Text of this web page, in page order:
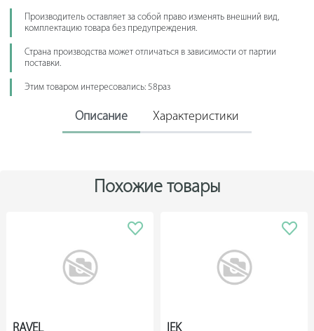
Производитель оставляет за собой право изменять внешний вид,
комплектацию товара без предупреждения.
Страна производства может отличаться в зависимости от партии
поставки.
Этим товаром интересовались: 58раз
Описание Характеристики
Похожие товары